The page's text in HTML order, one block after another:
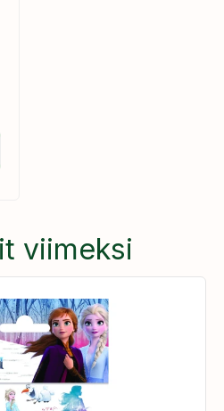
viimeksi